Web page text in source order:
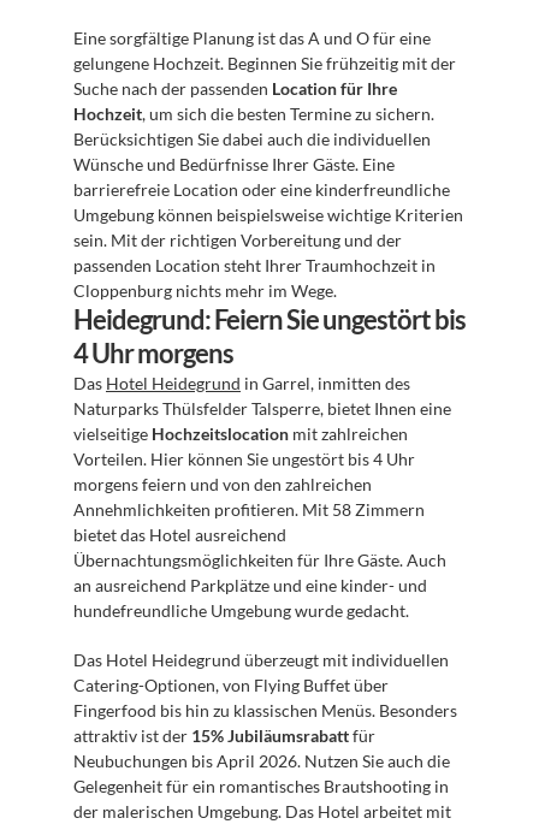
Eine sorgfältige Planung ist das A und O für eine
gelungene Hochzeit. Beginnen Sie frühzeitig mit der
Suche nach der passenden Location für Ihre
Hochzeit, um sich die besten Termine zu sichern.
Berücksichtigen Sie dabei auch die individuellen
Wünsche und Bedürfnisse Ihrer Gäste. Eine
barrierefreie Location oder eine kinderfreundliche
Umgebung können beispielsweise wichtige Kriterien
sein. Mit der richtigen Vorbereitung und der
passenden Location steht Ihrer Traumhochzeit in
Cloppenburg nichts mehr im Wege.
Heidegrund: Feiern Sie ungestört bis
4 Uhr morgens
Das Hotel Heidegrund in Garrel, inmitten des
Naturparks Thülsfelder Talsperre, bietet Ihnen eine
vielseitige Hochzeitslocation mit zahlreichen
Vorteilen. Hier können Sie ungestört bis 4 Uhr
morgens feiern und von den zahlreichen
Annehmlichkeiten profitieren. Mit 58 Zimmern
bietet das Hotel ausreichend
Übernachtungsmöglichkeiten für Ihre Gäste. Auch
an ausreichend Parkplätze und eine kinder- und
hundefreundliche Umgebung wurde gedacht.
Das Hotel Heidegrund überzeugt mit individuellen
Catering-Optionen, von Flying Buffet über
Fingerfood bis hin zu klassischen Menüs. Besonders
attraktiv ist der 15% Jubiläumsrabatt für
Neubuchungen bis April 2026. Nutzen Sie auch die
Gelegenheit für ein romantisches Brautshooting in
der malerischen Umgebung. Das Hotel arbeitet mit